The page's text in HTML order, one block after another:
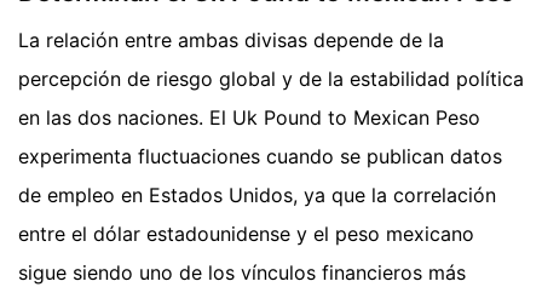
La relación entre ambas divisas depende de la
percepción de riesgo global y de la estabilidad política
en las dos naciones. El Uk Pound to Mexican Peso
experimenta fluctuaciones cuando se publican datos
de empleo en Estados Unidos, ya que la correlación
entre el dólar estadounidense y el peso mexicano
sigue siendo uno de los vínculos financieros más